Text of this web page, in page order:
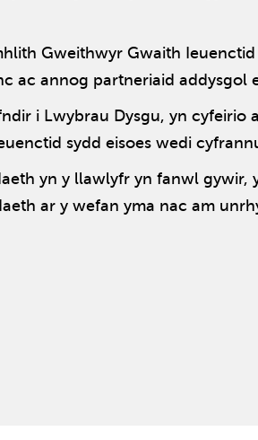
Gweithwyr Gwaith
ac annog partneriaid
i Lwybrau Dysgu, yn
sydd eisoes wedi
yn y llawlyfr yn fanwl
ar y wefan yma nac am